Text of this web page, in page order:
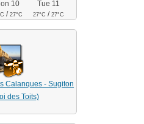
10
/27°C
Tue 11
27°C /27°C
Calanques - Sugiton
des Toits)